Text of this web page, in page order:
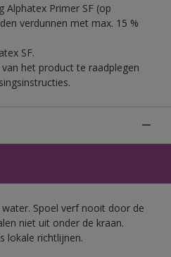
Alphatex Primer SF (op
verdunnen met max. 15 %
SF.
het product te raadplegen
Spoel verf nooit door de
niet uit onder de kraan.
lokale richtlijnen.